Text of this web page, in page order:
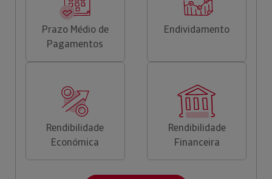
Prazo Médio de
Pagamentos
Endividamento
Rendibilidade
Económica
Rendibilidade
Financeira